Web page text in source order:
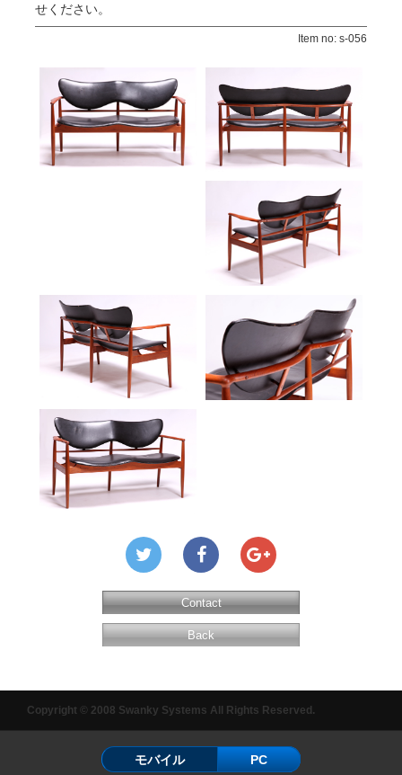
せください。
Item no: s-056
Contact
Back
Copyright © 2008 Swanky Systems All Rights Reserved.
モバイル PC